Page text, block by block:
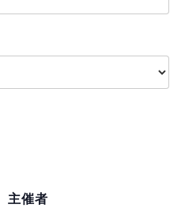
主催者